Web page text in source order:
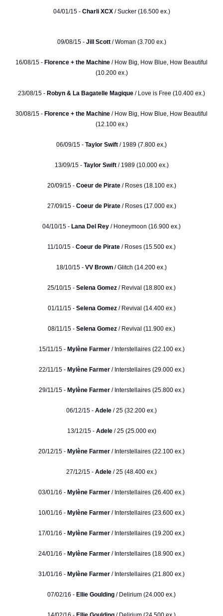
04/01/15 - Charli XCX/ Sucker (16.500 ex.)
09/08/15 - Jill Scott / Woman (3.700 ex.)
16/08/15 - Florence + the Machine / How Big, How Blue, How Beautiful
(10.200 ex.)
23/08/15 - Robyn & La Bagatelle Magique / Love is Free (10.400 ex.)
30/08/15 - Florence + the Machine / How Big, How Blue, How Beautiful
(12.100 ex.)
06/09/15 - Taylor Swift / 1989 (7.800 ex.)
13/09/15 - Taylor Swift / 1989 (10.000 ex.)
20/09/15 - Coeur de Pirate/ Roses (18.100 ex.)
27/09/15 - Coeur de Pirate/ Roses (17.000 ex.)
04/10/15 - Lana Del Rey / Honeymoon (16.900 ex.)
11/10/15 - Coeur de Pirate / Roses (15.500 ex.)
18/10/15 - VV Brown / Glitch (14.200 ex.)
25/10/15 - Selena Gomez / Revival (18.800 ex.)
01/11/15 - Selena Gomez/ Revival (14.400 ex.)
08/11/15 - Selena Gomez / Revival (11.900 ex.)
15/11/15 - Mylène Farmer/ Interstellaires (22.100 ex.)
22/11/15 - Mylène Farmer/ Interstellaires (29.000 ex.)
29/11/15 - Mylène Farmer/ Interstellaires (25.800 ex.)
06/12/15 - Adele / 25 (32.200 ex.)
13/12/15 - Adele / 25 (25.000 ex)
20/12/15 - Mylène Farmer / Interstellaires (22.100 ex.)
27/12/15 - Adele / 25 (48.400 ex.)
03/01/16 - Mylène Farmer / Interstellaires (26.400 ex.)
10/01/16 - Mylène Farmer / Interstellaires (23.600 ex.)
17/01/16 - Mylène Farmer / Interstellaires (19.200 ex.)
24/01/16 - Mylène Farmer / Interstellaires (18.900 ex.)
31/01/16 - Mylène Farmer / Interstellaires (21.800 ex.)
07/02/16 - Ellie Goulding / Delirium (24.000 ex.)